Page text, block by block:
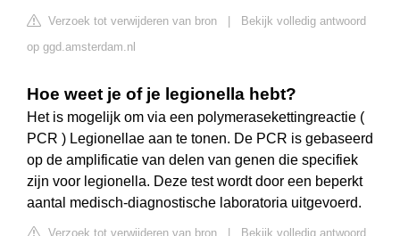
Verzoek tot verwijderen van bron
Bekijk volledig antwoord
op ggd.amsterdam.nl
Hoe weet je of je legionella hebt?
Het is mogelijk om via een polymerasekettingreactie (
PCR ) Legionellae aan te tonen. De PCR is gebaseerd
op de amplificatie van delen van genen die specifiek
zijn voor legionella. Deze test wordt door een beperkt
aantal medisch-diagnostische laboratoria uitgevoerd.
Verzoek tot verwijderen van bron
Bekijk volledig antwoord